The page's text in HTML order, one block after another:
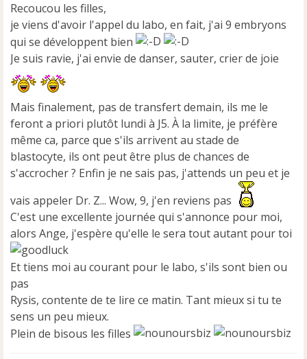
a
g
e
n
o
n
l
u
Recoucou les filles,
je viens d'avoir l'appel du labo, en fait, j'ai 9 embryons
qui se développent bien
Je suis ravie, j'ai envie de danser, sauter, crier de joie
Mais finalement, pas de transfert demain, ils me le
feront a priori plutôt lundi à J5. À la limite, je préfère
même ca, parce que s'ils arrivent au stade de
blastocyte, ils ont peut être plus de chances de
s'accrocher ? Enfin je ne sais pas, j'attends un peu et je
vais appeler Dr. Z... Wow, 9, j'en reviens pas
C'est une excellente journée qui s'annonce pour moi,
alors Ange, j'espère qu'elle le sera tout autant pour toi
Et tiens moi au courant pour le labo, s'ils sont bien ou
pas
Rysis, contente de te lire ce matin. Tant mieux si tu te
sens un peu mieux.
Plein de bisous les filles